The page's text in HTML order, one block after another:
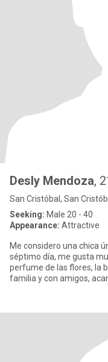
Desly Mendoza,
San Cristóbal, San
Seeking: Male 20 - 40
Appearance: Attractive
Me considero una chica
séptimo día, me gusta
perfume de las flores, la
familia y con amigos,